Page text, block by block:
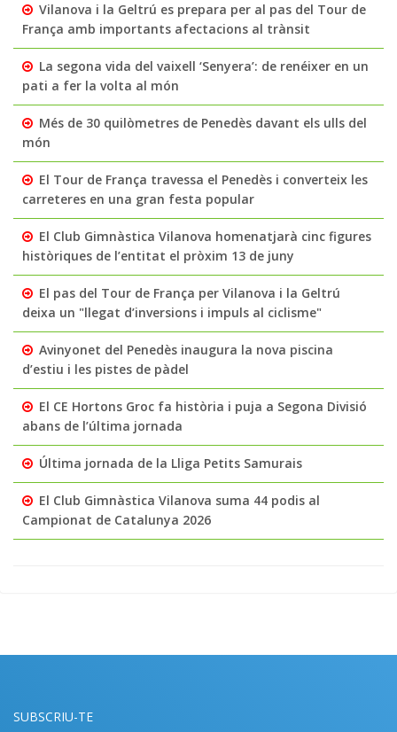
Vilanova i la Geltrú es prepara per al pas del Tour de
França amb importants afectacions al trànsit
La segona vida del vaixell ‘Senyera’: de renéixer en un
pati a fer la volta al món
Més de 30 quilòmetres de Penedès davant els ulls del
món
El Tour de França travessa el Penedès i converteix les
carreteres en una gran festa popular
El Club Gimnàstica Vilanova homenatjarà cinc figures
històriques de l’entitat el pròxim 13 de juny
El pas del Tour de França per Vilanova i la Geltrú
deixa un "llegat d’inversions i impuls al ciclisme"
Avinyonet del Penedès inaugura la nova piscina
d’estiu i les pistes de pàdel
El CE Hortons Groc fa història i puja a Segona Divisió
abans de l’última jornada
Última jornada de la Lliga Petits Samurais
El Club Gimnàstica Vilanova suma 44 podis al
Campionat de Catalunya 2026
SUBSCRIU-TE